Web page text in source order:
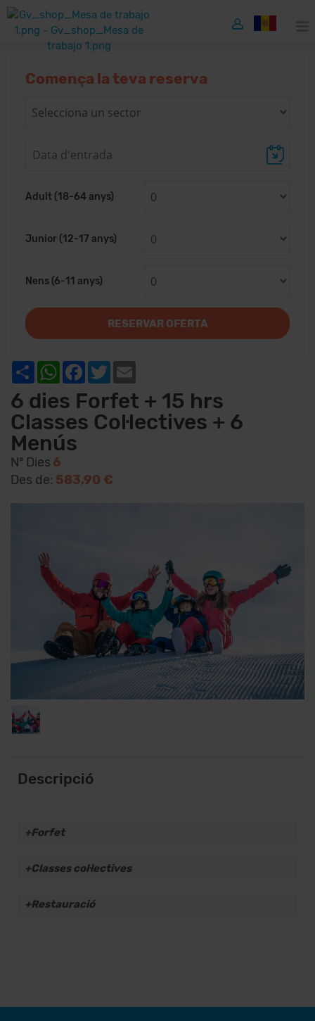
Comença la teva reserva
Adult (18-64 anys)
Junior (12-17 anys)
Nens (6-11 anys)
RESERVAR OFERTA
Share WhatsAppFacebook
Twitter
6 dies Forfet + 15 hrs
Classes Col·lectives + 6
Menús
Nº Dies 6
Des de: 583,90 €
Descripció
Forfet
Classes col·lectives
Restauració